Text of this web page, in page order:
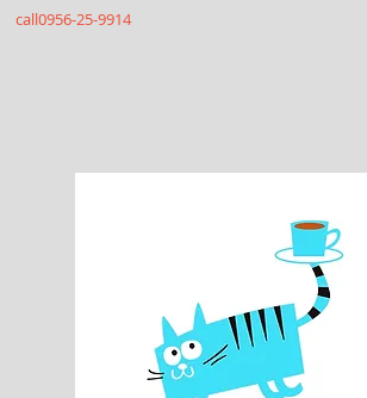
25-9914